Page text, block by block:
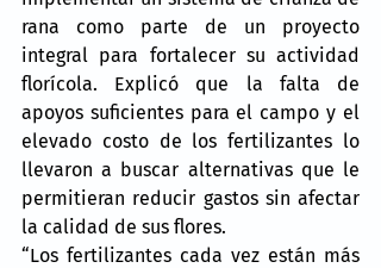
rana como parte de un proyecto
integral para fortalecer su actividad
florícola. Explicó que la falta de
apoyos suficientes para el campo y el
elevado costo de los fertilizantes lo
llevaron a buscar alternativas que le
permitieran reducir gastos sin afectar
la calidad de sus flores.
“Los fertilizantes cada vez están más